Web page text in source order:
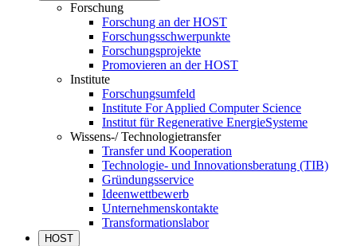
Forschung
Forschung an der HOST
Forschungsschwerpunkte
Forschungsprojekte
Promovieren an der HOST
Institute
Forschungsumfeld
Institute For Applied Computer Science
Institut für Regenerative EnergieSysteme
Wissens-/ Technologietransfer
Transfer und Kooperation
Technologie- und Innovationsberatung (TIB)
Gründungsservice
Ideenwettbewerb
Unternehmenskontakte
Transformationslabor
HOST